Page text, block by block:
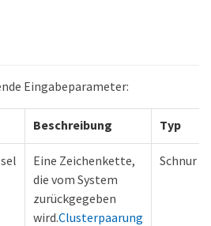
Eingabeparameter:
Beschreibung Typ
Eine Zeichenkette,
die vom System
zurückgegeben
wird.Clusterpaarung
Schnur